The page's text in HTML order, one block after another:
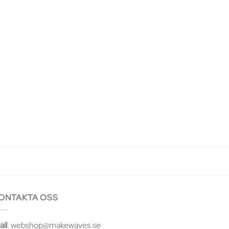
OSS
: webshop@makewaves.se